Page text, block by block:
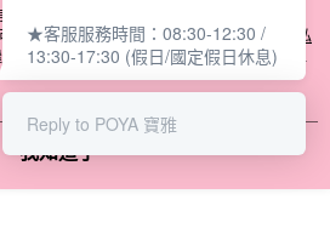
本網站使用 cookie 方式之詳情，及若您不希
更電腦的 cookie 設定，請參閱本網站「
隱私
使用本網站即表示您同意本公司得按本網站使
。
我知道了
★客服服務時間：08:30-12:30 /
13:30-17:30 (假日/國定假日休息)
Reply to POYA 寶雅